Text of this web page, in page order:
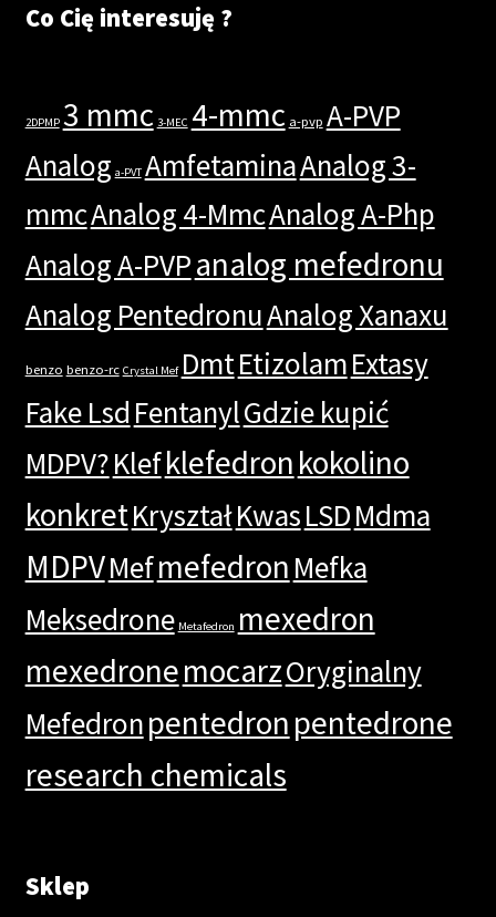
Co Cię interesuję ?
2DPMP 3 mmc 3-MEC 4-mmc a-pvp A-PVP
Analog a-PVT AmfetaminaAnalog 3-
mmcAnalog 4-MmcAnalog A-Php
Analog A-PVPanalog mefedronu
Analog PentedronuAnalog Xanaxu
benzo benzo-rc Crystal Mef DmtEtizolamExtasy
Fake Lsd FentanylGdzie kupić
MDPV?Klefklefedronkokolino
konkretKryształKwasLSDMdma
MDPVMefmefedron Mefka
Meksedrone Metafedron mexedron
mexedronemocarzOryginalny
Mefedronpentedronpentedrone
research chemicals
Sklep